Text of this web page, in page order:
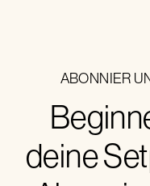
ABONNIER
deine